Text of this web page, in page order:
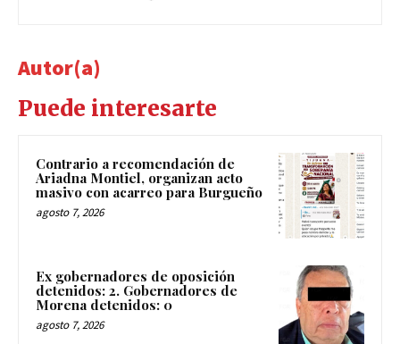
Autor(a)
Puede interesarte
Contrario a recomendación de
Ariadna Montiel, organizan acto
masivo con acarreo para Burgueño
agosto 7, 2026
Ex gobernadores de oposición
detenidos: 2. Gobernadores de
Morena detenidos: 0
agosto 7, 2026